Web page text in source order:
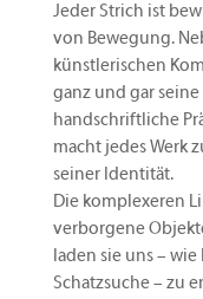
Jeder Strich ist
von Bewegung.
künstlerischen
ganz und gar
handschriftliche
macht jedes Werk
seiner Identität.
Die komplexeren
verborgene
laden sie uns –
Schatzsuche – zu